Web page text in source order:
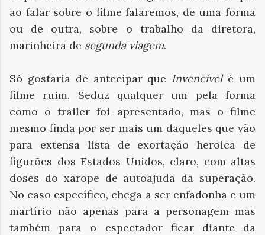
ao falar sobre o filme falaremos, de uma forma
ou de outra, sobre o trabalho da diretora,
marinheira de segunda viagem.
Só gostaria de antecipar que Invencível é um
filme ruim. Seduz qualquer um pela forma
como o trailer foi apresentado, mas o filme
mesmo finda por ser mais um daqueles que vão
para extensa lista de exortação heroica de
figurões dos Estados Unidos, claro, com altas
doses do xarope de autoajuda da superação.
No caso específico, chega a ser enfadonha e um
martírio não apenas para a personagem mas
também para o espectador ficar diante da